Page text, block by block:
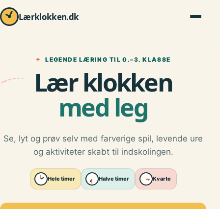
Lærklokken.dk
✦ LEGENDE LÆRING TIL 0.–3. KLASSE
Lær klokken
med leg
Se, lyt og prøv selv med farverige spil, levende ure
og aktiviteter skabt til indskolingen.
Hele timer Halve timer Kvarte